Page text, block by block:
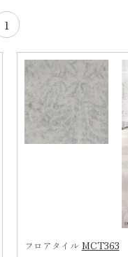
1
フロアタイル MCT363